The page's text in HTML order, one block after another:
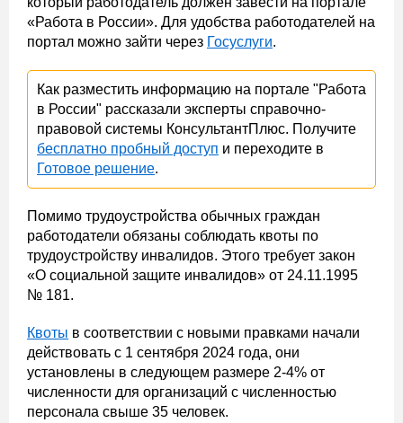
«Работа в России». Для удобства работодателей на
портал можно зайти через Госуслуги.
Как разместить информацию на портале "Работа
в России" рассказали эксперты справочно-
правовой системы КонсультантПлюс. Получите
бесплатно пробный доступ и переходите в
Готовое решение.
Помимо трудоустройства обычных граждан
работодатели обязаны соблюдать квоты по
трудоустройству инвалидов. Этого требует закон
«О социальной защите инвалидов» от 24.11.1995
№ 181.
Квоты в соответствии с новыми правками начали
действовать с 1 сентября 2024 года, они
установлены в следующем размере 2-4% от
численности для организаций с численностью
персонала свыше 35 человек.